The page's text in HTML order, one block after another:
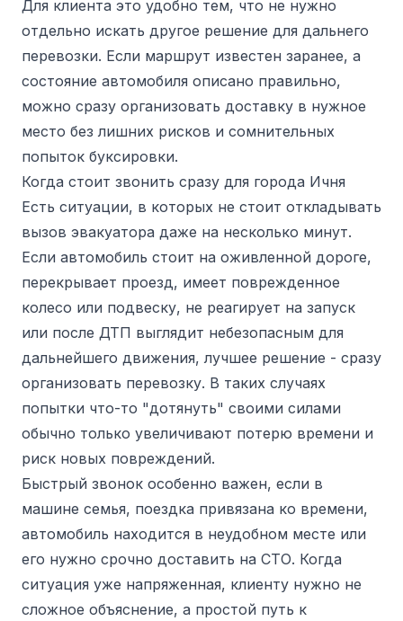
Для клиента это удобно тем, что не нужно
отдельно искать другое решение для дальнего
перевозки. Если маршрут известен заранее, а
состояние автомобиля описано правильно,
можно сразу организовать доставку в нужное
место без лишних рисков и сомнительных
попыток буксировки.
Когда стоит звонить сразу для города Ичня
Есть ситуации, в которых не стоит откладывать
вызов эвакуатора даже на несколько минут.
Если автомобиль стоит на оживленной дороге,
перекрывает проезд, имеет поврежденное
колесо или подвеску, не реагирует на запуск
или после ДТП выглядит небезопасным для
дальнейшего движения, лучшее решение - сразу
организовать перевозку. В таких случаях
попытки что-то "дотянуть" своими силами
обычно только увеличивают потерю времени и
риск новых повреждений.
Быстрый звонок особенно важен, если в
машине семья, поездка привязана ко времени,
автомобиль находится в неудобном месте или
его нужно срочно доставить на СТО. Когда
ситуация уже напряженная, клиенту нужно не
сложное объяснение, а простой путь к